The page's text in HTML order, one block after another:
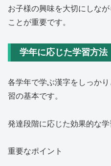
お子様の興味を大切にしな
ことが重要です。
学年に応じた学習方法
各学年で学ぶ漢字をしっか
習の基本です。
発達段階に応じた効果的な学
重要なポイント